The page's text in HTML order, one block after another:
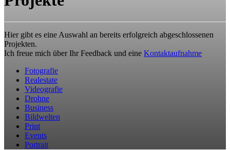
Hier gibt es eine Auswahl an bereits erfolgreich abgeschlossenen
Projekten.
Ich freue mich über Ihr Feedback und eine Kontaktaufnahme
Fotografie
Realestate
Videografie
Drohne
Business
Bildwelten
Print
Events
Portrait